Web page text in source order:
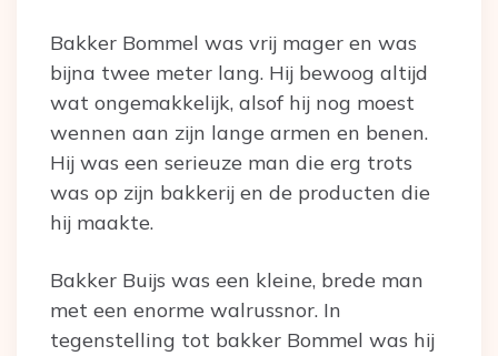
Bakker Bommel was vrij mager en was
bijna twee meter lang. Hij bewoog altijd
wat ongemakkelijk, alsof hij nog moest
wennen aan zijn lange armen en benen.
Hij was een serieuze man die erg trots
was op zijn bakkerij en de producten die
hij maakte.
Bakker Buijs was een kleine, brede man
met een enorme walrussnor. In
tegenstelling tot bakker Bommel was hij